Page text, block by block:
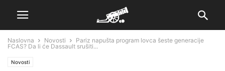
Naslovna Novosti
Pariz napušta program lovca šeste generacije
FCAS? Da li će Dassault srušiti...
Novosti